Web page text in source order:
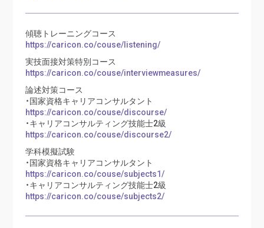
傾聴トレーニングコース
https://caricon.co/couse/listening/
実技面接対策特別コース
https://caricon.co/couse/interviewmeasures/
論述対策コース
・国家資格キャリアコンサルタント
https://caricon.co/couse/discourse/
・キャリアコンサルティング技能士2級
https://caricon.co/couse/discourse2/
学科模擬試験
・国家資格キャリアコンサルタント
https://caricon.co/couse/subjects1/
・キャリアコンサルティング技能士2級
https://caricon.co/couse/subjects2/